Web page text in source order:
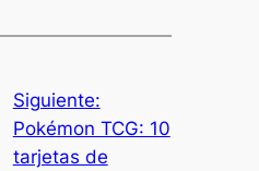
Siguiente:
Pokémon TCG: 10
tarjetas de